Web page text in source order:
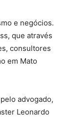
e negócios.
que através
consultores
em Mato
advogado,
Leonardo